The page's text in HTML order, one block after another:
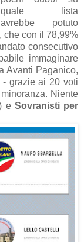
quale lista
avrebbe potuto
che con il 78,99%
consecutivo
immaginare
Avanti Paganico,
- grazie ai 20 voti
Niente
e Sovranisti per